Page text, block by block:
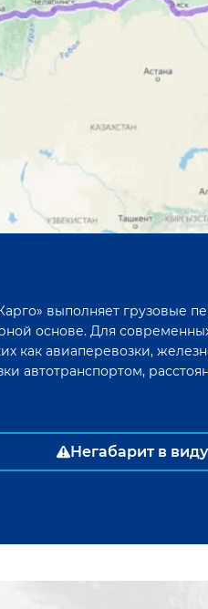
выполняет грузовые
основе. Для
как авиаперевозки,
автотранспортом,
Негабарит в